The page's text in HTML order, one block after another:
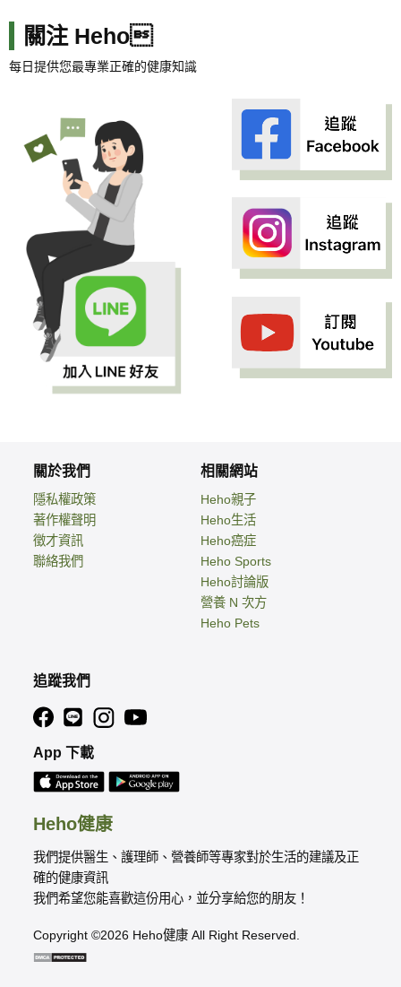
關注 Heho
每日提供您最專業正確的健康知識
Heho健康
我們提供醫生、護理師、營養師等專家對於生活的建議及正
確的健康資訊
我們希望您能喜歡這份用心，並分享給您的朋友！
Copyright ©2026 Heho健康 All Right Reserved.
關於我們
隱私權政策
著作權聲明
徵才資訊
聯絡我們
相關網站
Heho親子
Heho生活
Heho癌症
Heho Sports
Heho討論版
營養 N 次方
Heho Pets
追蹤我們
App 下載